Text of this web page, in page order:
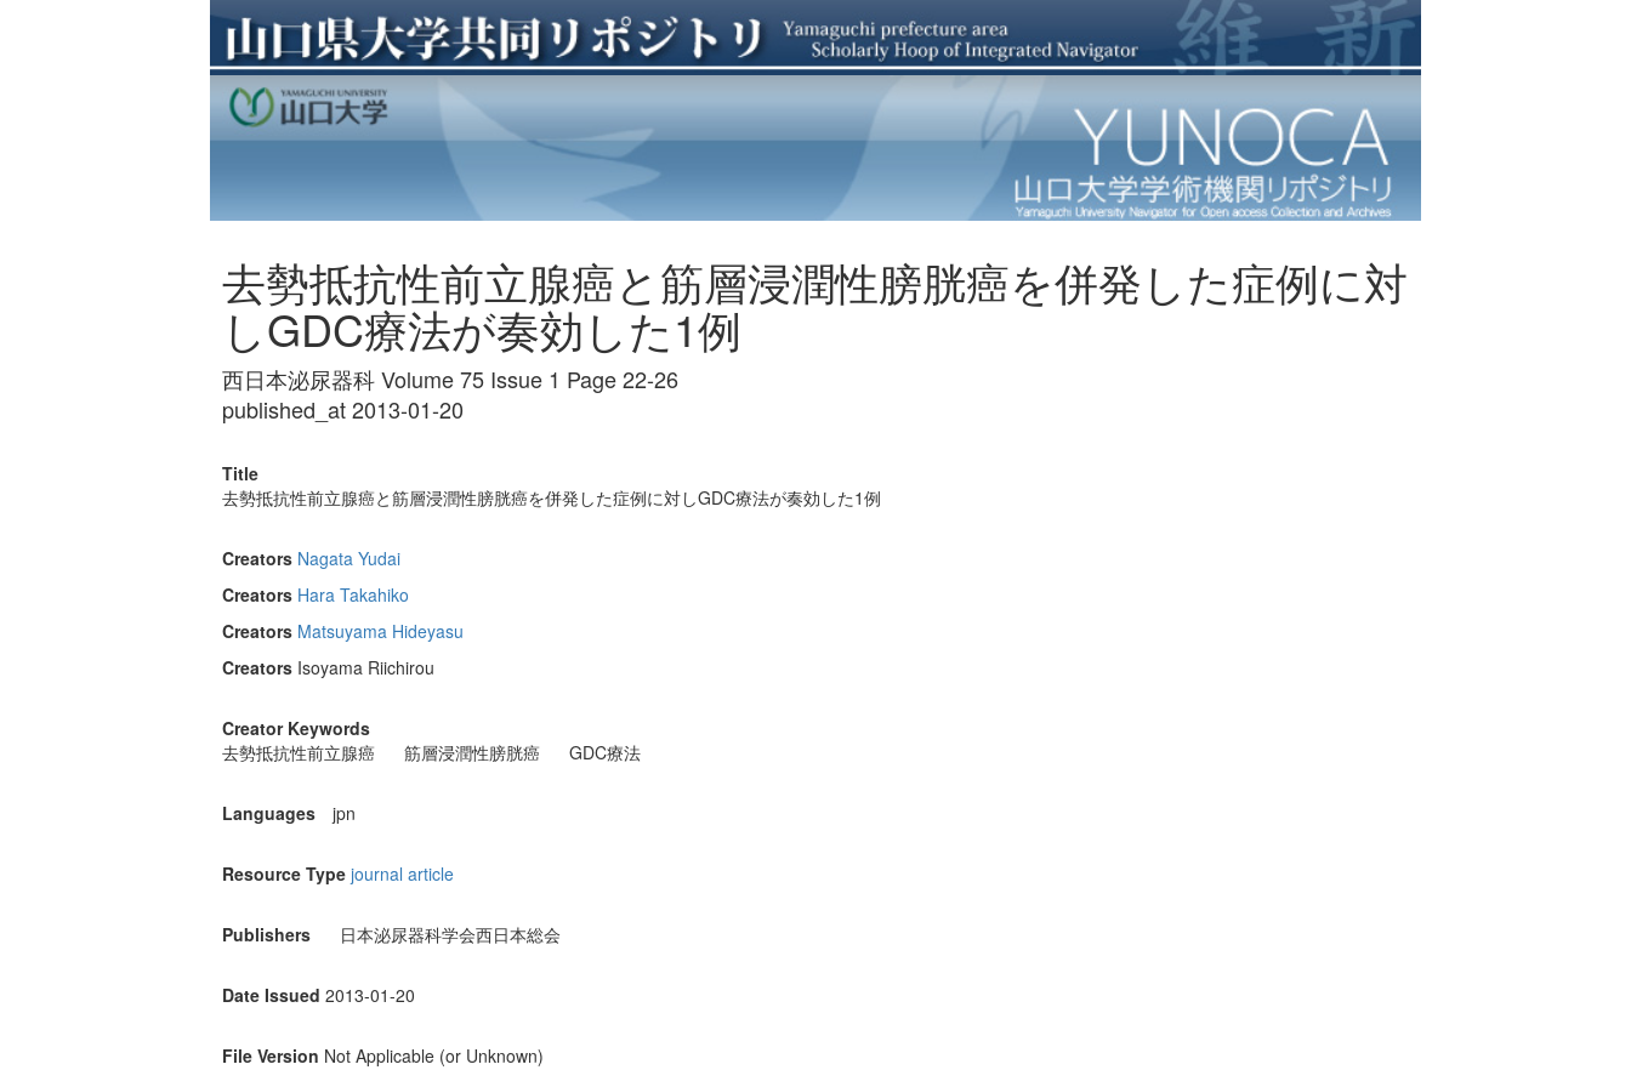
去勢抵抗性前立腺癌と筋層浸潤性膀胱癌を併発した症例に対
しGDC療法が奏効した1例
西日本泌尿器科 Volume 75 Issue 1 Page 22-26
published_at 2013-01-20
Title
去勢抵抗性前立腺癌と筋層浸潤性膀胱癌を併発した症例に対しGDC療法が奏効した1例
Creators Nagata Yudai
Creators Hara Takahiko
Creators Matsuyama Hideyasu
Creators Isoyama Riichirou
Creator Keywords
去勢抵抗性前立腺癌
筋層浸潤性膀胱癌 GDC療法
Languages jpn
Resource Type journal article
Publishers 日本泌尿器科学会西日本総会
Date Issued 2013-01-20
File Version Not Applicable (or Unknown)